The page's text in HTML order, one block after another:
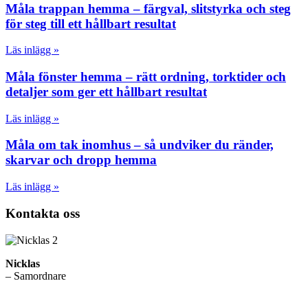
Måla trappan hemma – färgval, slitstyrka och steg
för steg till ett hållbart resultat
Läs inlägg »
Måla fönster hemma – rätt ordning, torktider och
detaljer som ger ett hållbart resultat
Läs inlägg »
Måla om tak inomhus – så undviker du ränder,
skarvar och dropp hemma
Läs inlägg »
Kontakta oss
Nicklas
– Samordnare